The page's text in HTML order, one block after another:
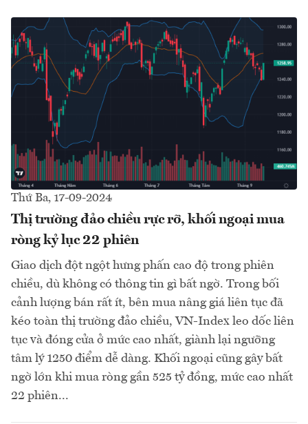
Thứ Ba, 17-09-2024
Thị trường đảo chiều rực rỡ, khối ngoại mua
ròng kỷ lục 22 phiên
Giao dịch đột ngột hưng phấn cao độ trong phiên
chiều, dù không có thông tin gì bất ngờ. Trong bối
cảnh lượng bán rất ít, bên mua nâng giá liên tục đã
kéo toàn thị trường đảo chiều, VN-Index leo dốc liên
tục và đóng cửa ở mức cao nhất, giành lại ngưỡng
tâm lý 1250 điểm dễ dàng. Khối ngoại cũng gây bất
ngờ lớn khi mua ròng gần 525 tỷ đồng, mức cao nhất
22 phiên...